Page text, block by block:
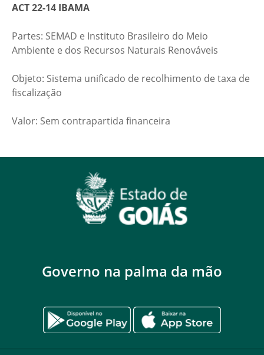
ACT 22-14 IBAMA
Partes: SEMAD e Instituto Brasileiro do Meio
Ambiente e dos Recursos Naturais Renováveis​
​Objeto: Sistema unificado de recolhimento de taxa de
fiscalização​
​​Valor: Sem contrapartida financeira
Governo na palma da mão